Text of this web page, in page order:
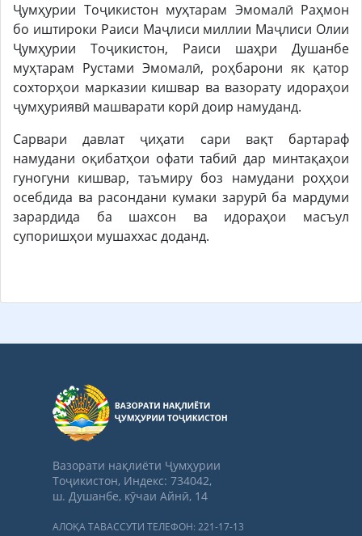
Ҷумҳурии Тоҷикистон муҳтарам Эмомалӣ Раҳмон
бо иштироки Раиси Маҷлиси миллии Маҷлиси Олии
Ҷумҳурии Тоҷикистон, Раиси шаҳри Душанбе
муҳтарам Рустами Эмомалӣ, роҳбарони як қатор
сохторҳои марказии кишвар ва вазорату идораҳои
ҷумҳуриявӣ машварати корӣ доир намуданд.
Сарвари давлат ҷиҳати сари вақт бартараф
намудани оқибатҳои офати табиӣ дар минтақаҳои
гуногуни кишвар, таъмиру боз намудани роҳҳои
осебдида ва расондани кумаки зарурӣ ба мардуми
зарардида ба шахсон ва идораҳои масъул
супоришҳои мушаххас доданд.
Вазорати нақлиёти Ҷумҳурии
Тоҷикистон, Индекс: 734042,
ш. Душанбе, кӯчаи Айнӣ, 14
АЛОҚА ТАВАССУТИ ТЕЛЕФОН: 221-17-13